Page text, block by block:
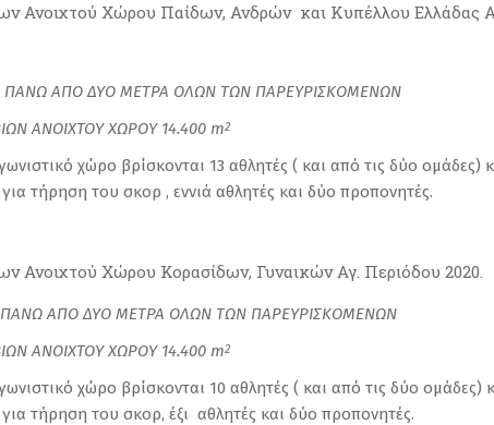
Ανοιχτού Χώρου Παίδων, Ανδρών και Κυπέλλου Ελλάδας
ΑΠΟ ΔΥΟ ΜΕΤΡΑ ΟΛΩΝ ΤΩΝ ΠΑΡΕΥΡΙΣΚΟΜΕΝΩΝ
ΑΝΟΙΧΤΟΥ ΧΩΡΟΥ 14.400 m2
χώρο βρίσκονται 13 αθλητές ( και από τις δύο ομάδες)
τήρηση του σκορ , εννιά αθλητές και δύο προπονητές.
Ανοιχτού Χώρου Κορασίδων, Γυναικών Αγ. Περιόδου 2020.
ΑΠΟ ΔΥΟ ΜΕΤΡΑ ΟΛΩΝ ΤΩΝ ΠΑΡΕΥΡΙΣΚΟΜΕΝΩΝ
ΑΝΟΙΧΤΟΥ ΧΩΡΟΥ 14.400 m2
χώρο βρίσκονται 10 αθλητές ( και από τις δύο ομάδες)
τήρηση του σκορ, έξι αθλητές και δύο προπονητές.